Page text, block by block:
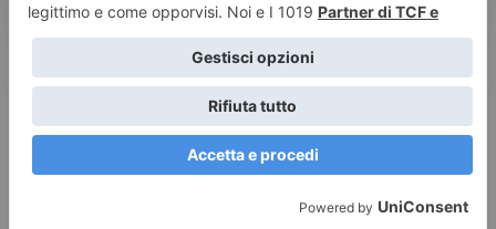
Leggi tutto
© 2026 Le Fiamme di Pompei – Recensioni di libri e articoli
Privacy e Cookies